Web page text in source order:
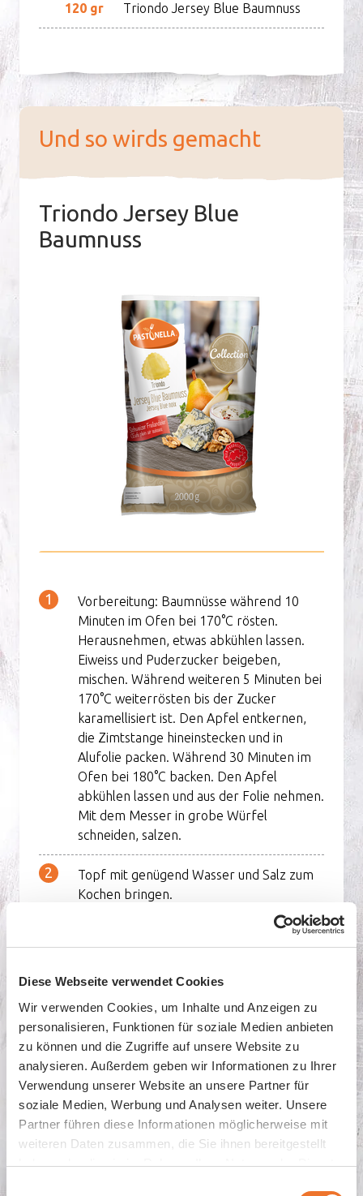
Diese Webseite verwendet Cookies
Wir verwenden Cookies, um Inhalte und Anzeigen zu
personalisieren, Funktionen für soziale Medien anbieten
zu können und die Zugriffe auf unsere Website zu
analysieren. Außerdem geben wir Informationen zu Ihrer
Verwendung unserer Website an unsere Partner für
soziale Medien, Werbung und Analysen weiter. Unsere
Partner führen diese Informationen möglicherweise mit
weiteren Daten zusammen, die Sie ihnen bereitgestellt
haben oder die sie im Rahmen Ihrer Nutzung der Dienste
120 gr Triondo Jersey Blue Baumnuss
Und so wirds gemacht
Triondo Jersey Blue
Baumnuss
Vorbereitung: Baumnüsse während 10
Minuten im Ofen bei 170°C rösten.
Herausnehmen, etwas abkühlen lassen.
Eiweiss und Puderzucker beigeben,
mischen. Während weiteren 5 Minuten bei
170°C weiterrösten bis der Zucker
karamellisiert ist. Den Apfel entkernen,
die Zimtstange hineinstecken und in
Alufolie packen. Während 30 Minuten im
Ofen bei 180°C backen. Den Apfel
abkühlen lassen und aus der Folie nehmen.
Mit dem Messer in grobe Würfel
schneiden, salzen.
Topf mit genügend Wasser und Salz zum
Kochen bringen.
Schalotte und Dörrapfel in Brunoise
hacken.
Schalotte in Butter andünsten bis sie glasig
wird. Thymian und Dörrapfel beigeben,
leicht mitdünsten. Bratapfel beigeben. Mit
Birnel, Essig, Salz und Pfeffer
abschmecken.
Triondo Jersey Blue Baumnuss gemäss